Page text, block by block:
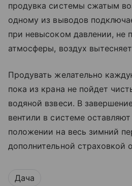
продувка системы сжатым
одному из выводов
при невысоком давлении,
атмосферы, воздух
Продувать желательно
пока из крана не пойдет
водяной взвеси. В
вентили в системе
положении на весь зимний
дополнительной страховкой
Дача